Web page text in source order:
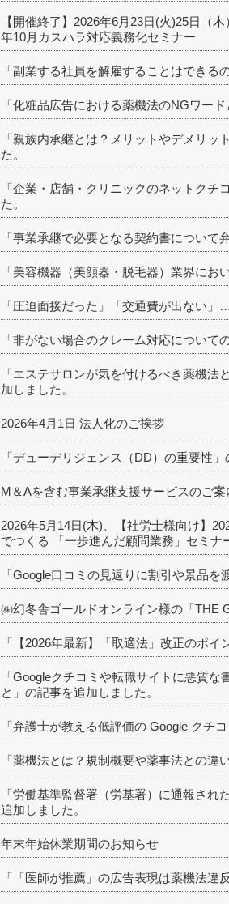
【開催終了】2026年6月23日(火)25日（
年10月カスハラ対応義務化セミナー
「副業する社員を解雇することはできる
「化粧品広告における薬機法のNGワー
「親族内承継とは？メリットやデメリ
た。
「企業・店舗・クリニックのネットク
た。
「事業承継で必要となる契約書について
「美容機器（美顔器・脱毛器）業界にお
「圧迫面接だった」「交通費が出ない
「非がない場合のクレーム対応について
「エステサロンが気を付けるべき薬機
加しました。
2026年4月1日 法人化のご挨拶
「デューデリジェンス（DD）の重要性」
M＆Aを含む事業承継支援サービスのご案
2026年5月14日(木)、【社労士様向け】
でつくる 「一歩進んだ顧問業務」セミナ
「Google口コミの見返りに割引や景品
㈱幻冬舎ゴールドオンライン様の「THE
「【2026年最新】「取適法」改正のポ
「Googleクチコミや転職サイトに悪質
と」の記事を追加しました。
「弁護士が教える低評価の Google クチ
「薬機法とは？規制概要や薬事法との違
「労働基準監督署（労基署）に通報さ
追加しました。
年末年始休業期間のお知らせ
「「医師が推薦」の広告表現は薬機法違